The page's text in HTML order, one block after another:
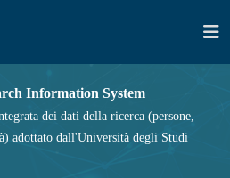
Information System
dei dati della ricerca (persone,
adottato dall'Università degli Studi